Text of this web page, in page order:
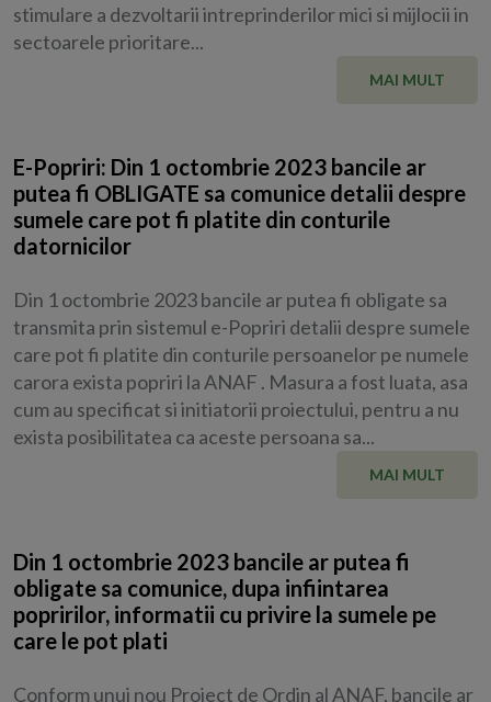
stimulare a dezvoltarii intreprinderilor mici si mijlocii in
sectoarele prioritare...
MAI MULT
E-Popriri: Din 1 octombrie 2023 bancile ar
putea fi OBLIGATE sa comunice detalii despre
sumele care pot fi platite din conturile
datornicilor
Din 1 octombrie 2023 bancile ar putea fi obligate sa
transmita prin sistemul e-Popriri detalii despre sumele
care pot fi platite din conturile persoanelor pe numele
carora exista popriri la ANAF . Masura a fost luata, asa
cum au specificat si initiatorii proiectului, pentru a nu
exista posibilitatea ca aceste persoana sa...
MAI MULT
Din 1 octombrie 2023 bancile ar putea fi
obligate sa comunice, dupa infiintarea
popririlor, informatii cu privire la sumele pe
care le pot plati
Conform unui nou Proiect de Ordin al ANAF, bancile ar